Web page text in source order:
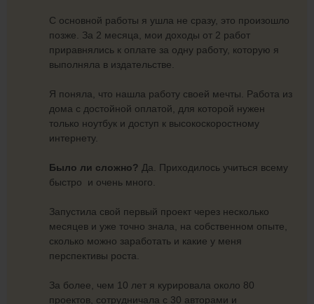
С основной работы я ушла не сразу, это произошло
позже. За 2 месяца, мои доходы от 2 работ
приравнялись к оплате за одну работу, которую я
выполняла в издательстве.
Я поняла, что нашла работу своей мечты. Работа из
дома с достойной оплатой, для которой нужен
только ноутбук и доступ к высокоскоростному
интернету.
Было ли сложно? Да. Приходилось учиться всему
быстро и очень много.
Запустила свой первый проект через несколько
месяцев и уже точно знала, на собственном опыте,
сколько можно заработать и какие у меня
перспективы роста.
За более, чем 10 лет я курировала около 80
проектов, сотрудничала с 30 авторами и